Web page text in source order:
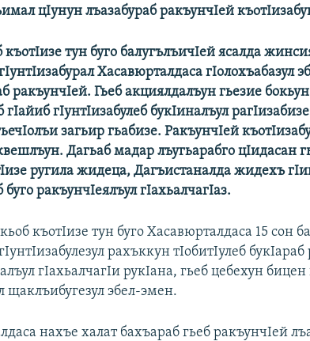
цIунун лъазабураб ракъунчIей
къотIизе тун буго балугълъичIей ясалда
Хасавюрталдаса гIолохъабазул
ракъунчIей. Гьеб акциялдалъун гьезие
гIайиб гIунтIизабулеб букIиналъул
загьир гьабизе. РакъунчIей
Дагьаб мадар лъугьарабго цIидасан
ругила жидеца, Дагъистаналда жидехъ
ракъунчIеялъул гIахьалчагIаз.
къотIизе тун буго Хасавюрталдаса 15 сон
рахъккун тIобитIулеб
гIахьалчагIи рукIана, гьеб цебехун бицен
щаклъибугезул эбел-эмен.
нахъе халат бахъараб гьеб ракъунчIей